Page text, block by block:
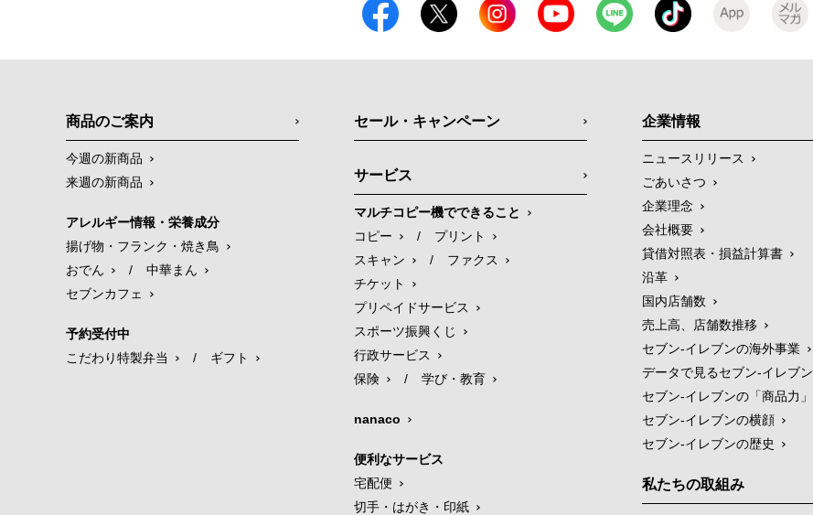
商品のご案内
今週の新商品
来週の新商品
アレルギー情報・栄養成分
揚げ物・フランク・焼き鳥
おでん
/
中華まん
セブンカフェ
予約受付中
こだわり特製弁当
/ ギフト
セール・キャンペーン
サービス
マルチコピー機でできること
コピー
/
プリント
スキャン
/
ファクス
チケット
プリペイドサービス
スポーツ振興くじ
行政サービス
保険
/ 学び・教育
nanaco
便利なサービス
宅配便
切手・はがき・印紙
企業情報
ニュースリリース
ごあいさつ
企業理念
会社概要
貸借対照表・損益計算書
沿革
国内店舗数
売上高、店舗数推移
セブン‐イレブンの海外事業
データで見るセブン‐イレブン
セブン‐イレブンの「商品力」
セブン-イレブンの横顔
セブン-イレブンの歴史
私たちの取組み